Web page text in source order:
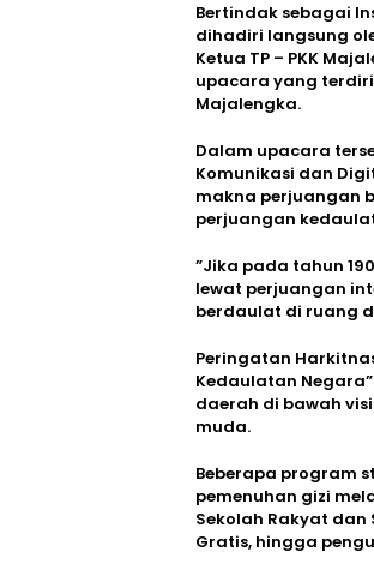
​Bertindak sebagai
dihadiri langsung
Ketua TP – PKK
upacara yang
Majalengka.
​Dalam upacara
Komunikasi dan
makna perjuangan
perjuangan
​”Jika pada tahun
lewat perjuangan
berdaulat di ruang
Peringatan
Kedaulatan
daerah di bawah
muda.
​Beberapa program
pemenuhan gizi
Sekolah Rakyat
Gratis, hingga